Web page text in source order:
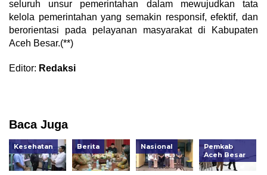
seluruh unsur pemerintahan dalam mewujudkan tata
kelola pemerintahan yang semakin responsif, efektif, dan
berorientasi pada pelayanan masyarakat di Kabupaten
Aceh Besar.(**)
Editor: Redaksi
Baca Juga
Kesehatan Berita Nasional
Pemkab
Aceh Besar